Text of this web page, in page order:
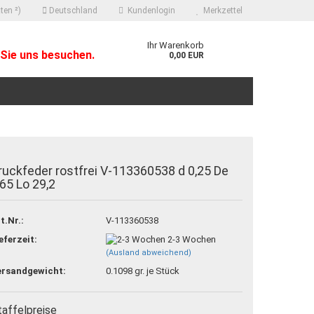
²) Deutschland Kundenlogin
erstellen
vergessen?
Merkzettel
uns besuchen.
Ihr Warenkorb
0,00 EUR
rostfrei V-113360538 d 0,25 De
Lo 29,2
V-113360538
2-3 Wochen
(Ausland abweichend)
0.1098 gr. je Stück